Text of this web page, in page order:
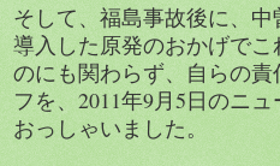
そして、福島事故後に、
導入した原発のおかげで
のにも関わらず、自らの
フを、2011年9月5日のニ
おっしゃいました。